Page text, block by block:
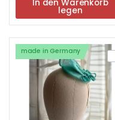
In den Warenkorb
legen
made in Germany